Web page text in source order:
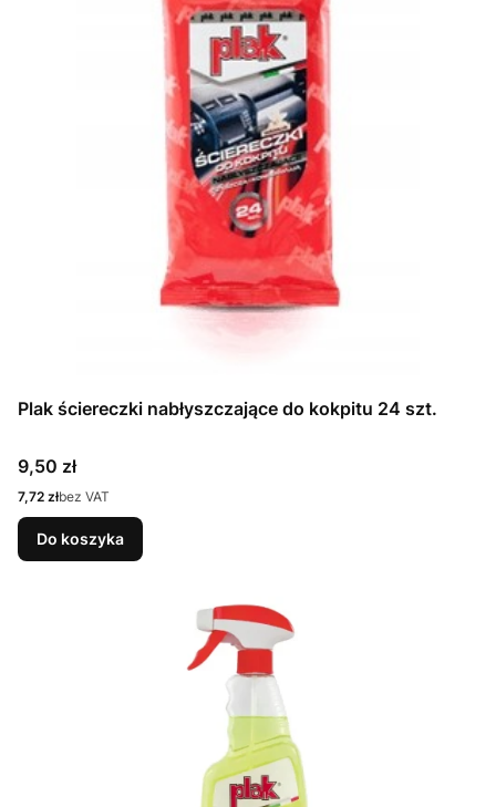
Plak ściereczki nabłyszczające do kokpitu 24 szt.
Cena
9,50 zł
Cena
7,72 złbez VAT
Do koszyka